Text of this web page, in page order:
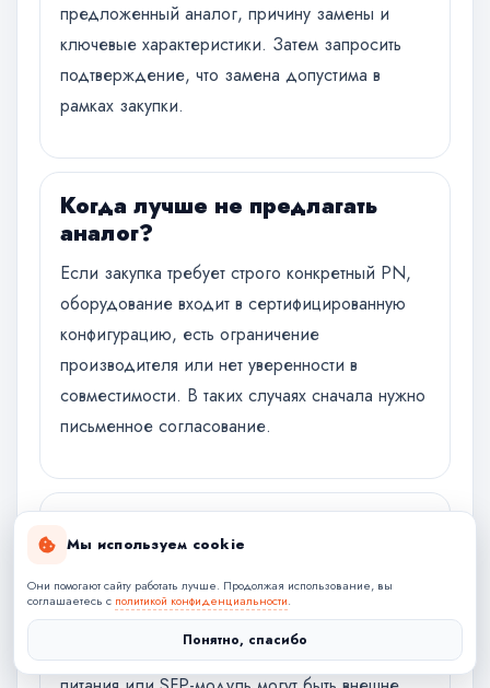
предложенный аналог, причину замены и
ключевые характеристики. Затем запросить
подтверждение, что замена допустима в
рамках закупки.
Когда лучше не предлагать
аналог?
Если закупка требует строго конкретный PN,
оборудование входит в сертифицированную
конфигурацию, есть ограничение
производителя или нет уверенности в
совместимости. В таких случаях сначала нужно
письменное согласование.
гарантирует совместимость?
У одного бренда могут быть разные
поколения, ревизии, интерфейсы и
комплектации. Например, память, SSD, блок
Мы используем cookie
Они помогают сайту работать лучше. Продолжая использование, вы
соглашаетесь с политикой конфиденциальности.
Понятно, спасибо